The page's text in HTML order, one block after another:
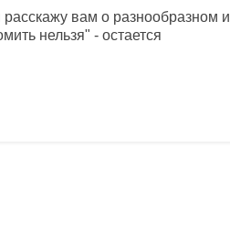
вам о разнообразном и
нельзя" - остается